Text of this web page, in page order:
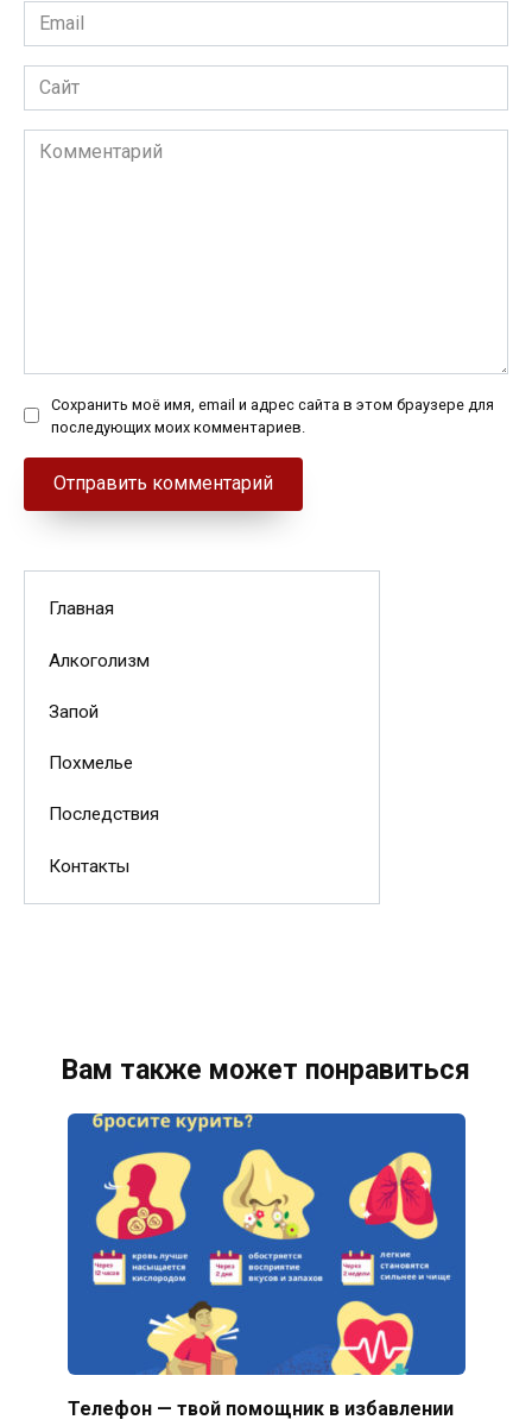
Email
*
Сайт
Комментарий
Сохранить моё имя, email и адрес сайта в этом браузере для
последующих моих комментариев.
Главная
Алкоголизм
Запой
Похмелье
Последствия
Контакты
Вам также может понравиться
Телефон — твой помощник в избавлении